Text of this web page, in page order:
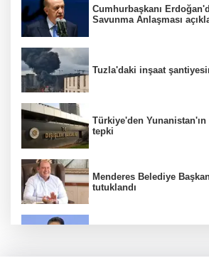
Cumhurbaşkanı
Savunma Anlaşması
Tuzla'daki inşaat
Türkiye'den
tepki
Menderes Belediye
tutuklandı